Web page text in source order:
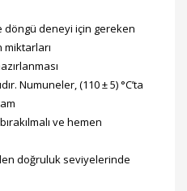
döngü deneyi için gereken
miktarları
Numuneler, (110 ± 5) °C’ta
ve hemen
doğruluk seviyelerinde